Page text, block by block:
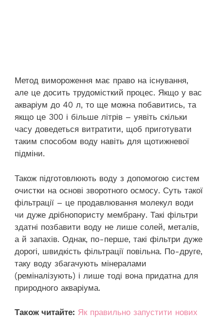
Метод вимороження має право на існування,
але це досить трудомісткий процес. Якщо у вас
акваріум до 40 л, то ще можна побавитись, та
якщо це 300 і більше літрів – уявіть скільки
часу доведеться витратити, щоб приготувати
таким способом воду навіть для щотижневої
підміни.
Також підготовлюють воду з допомогою систем
очистки на основі зворотного осмосу. Суть такої
фільтрації – це продавлювання молекул води
чи дуже дрібнопористу мембрану. Такі фільтри
здатні позбавити воду не лише солей, металів,
а й запахів. Однак, по-перше, такі фільтри дуже
дорогі, швидкість фільтрації повільна. По-друге,
таку воду збагачують мінералами
(реміналізують) і лише тоді вона придатна для
природного акваріума.
Також читайте: Як правильно запустити нових